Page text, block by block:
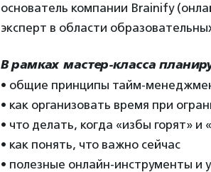
основатель компании Brainify
эксперт в области
В рамках мастер-класса
• общие принципы тайм-
• как организовать время при
• что делать, когда «избы горят»
• как понять, что важно сейчас
• полезные онлайн-инструменты и